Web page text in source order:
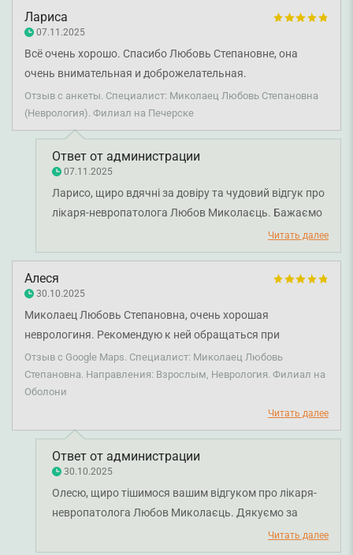
Лариса
07.11.2025
Всё очень хорошо. Спасибо Любовь Степановне, она
очень внимательная и доброжелательная.
Отзыв с анкеты. Специалист: Миколаец Любовь Степановна
(Неврология). Филиал на Печерске
Ответ от администрации
07.11.2025
Ларисо, щиро вдячні за довіру та чудовий відгук про
лікаря-невропатолога Любов Миколаєць. Бажаємо
Читать далее
Алеся
30.10.2025
Миколаец Любовь Степановна, очень хорошая
неврологиня. Рекомендую к ней обращаться при
необходимости.
Отзыв с Google Maps. Специалист: Миколаец Любовь
Степановна. Направления: Взрослым, Неврология. Филиал на
Оболони
Читать далее
Ответ от администрации
30.10.2025
Олесю, щиро тішимося вашим відгуком про лікаря-
невропатолога Любов Миколаєць. Дякуємо за
рекомендацію. Бажаємо вам міцного здоров'я!Читать далее